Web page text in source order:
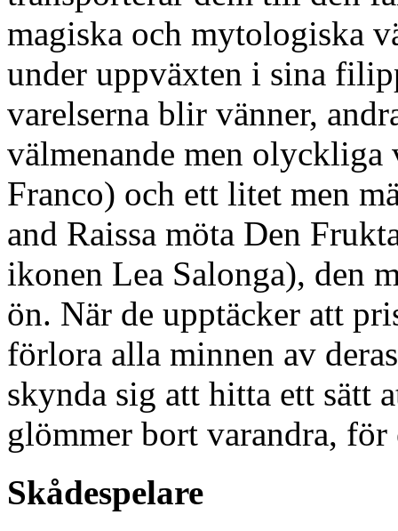
magiska och mytologiska
under uppväxten i sina
varelserna blir vänner,
välmenande men olyckliga
Franco) och ett litet men
and Raissa möta Den
ikonen Lea Salonga), den
ön. När de upptäcker att
förlora alla minnen av
skynda sig att hitta ett sätt
glömmer bort varandra,
Skådespelare